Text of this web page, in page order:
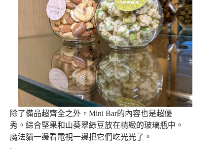
除了備品超齊全之外，Mini Bar的內容也是超優
秀。 綜合堅果和山葵翠綠豆放在精緻的玻璃瓶中。
魔法貓一邊看電視一邊把它們吃光光了。
.